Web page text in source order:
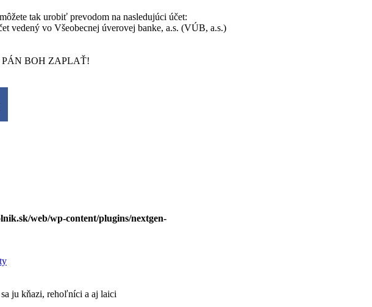
tak urobiť prevodom na nasledujúci účet:
vedený vo Všeobecnej úverovej banke, a.s. (VÚB, a.s.)
BOH ZAPLAŤ!
web/wp-content/plugins/nextgen-
ju kňazi, rehoľníci a aj laici